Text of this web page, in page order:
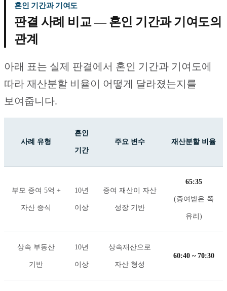
혼인 기간과 기여도
판결 사례 비교 — 혼인 기간과 기여도의
관계
아래 표는 실제 판결에서 혼인 기간과 기여도에
따라 재산분할 비율이 어떻게 달라졌는지를
보여줍니다.
사례 유형
혼인
기간
주요 변수 재산분할 비율
부모 증여 5억 +
자산 증식
10년
이상
증여 재산이 자산
성장 기반
65:35
(증여받은 쪽
유리)
상속 부동산
기반
10년
이상
상속재산으로
자산 형성
60:40 ~ 70:30